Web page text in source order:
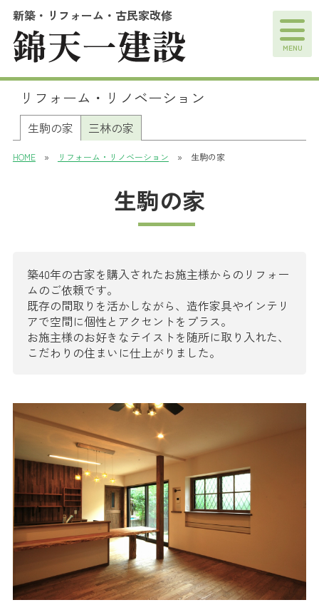
新築・リフォーム・古民家改修
MENU
リフォーム・リノベーション
生駒の家 三林の家
HOME» リフォーム・リノベーション » 生駒の家
生駒の家
築40年の古家を購入されたお施主様からのリフォー
ムのご依頼です。
既存の間取りを活かしながら、造作家具やインテリ
アで空間に個性とアクセントをプラス。
お施主様のお好きなテイストを随所に取り入れた、
こだわりの住まいに仕上がりました。